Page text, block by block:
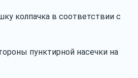
колпачка в соответствии с
пунктирной насечки на